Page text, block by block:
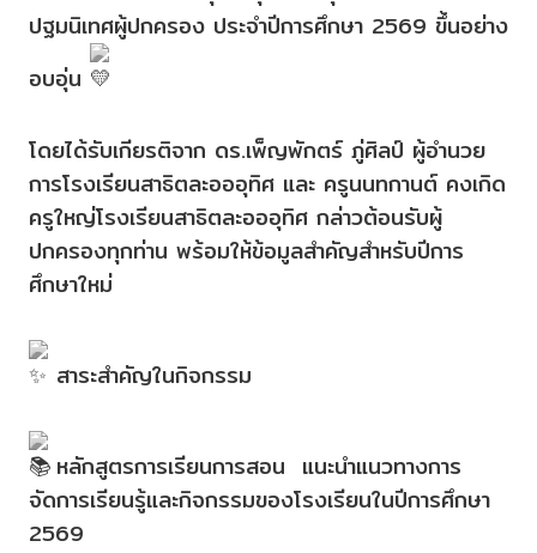
ปฐมนิเทศผู้ปกครอง ประจำปีการศึกษา 2569 ขึ้นอย่าง
อบอุ่น
โดยได้รับเกียรติจาก ดร.เพ็ญพักตร์ ภู่ศิลป์ ผู้อำนวย
การโรงเรียนสาธิตละอออุทิศ และ ครูนนทกานต์ คงเกิด
ครูใหญ่โรงเรียนสาธิตละอออุทิศ กล่าวต้อนรับผู้
ปกครองทุกท่าน พร้อมให้ข้อมูลสำคัญสำหรับปีการ
ศึกษาใหม่
สาระสำคัญในกิจกรรม
หลักสูตรการเรียนการสอน แนะนำแนวทางการ
จัดการเรียนรู้และกิจกรรมของโรงเรียนในปีการศึกษา
2569